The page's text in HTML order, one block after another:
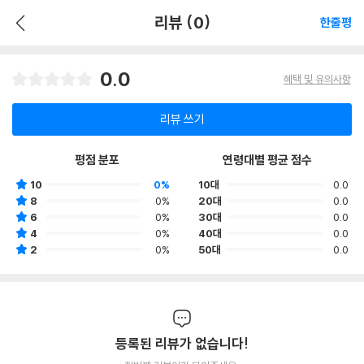
리뷰 (0) 한줄평
0.0 혜택 및 유의사항
리뷰 쓰기
평점 분포
10
0%
8
0%
6
0%
4
0%
2
0%
연령대별 평균 점수
10대
0.0
20대
0.0
30대
0.0
40대
0.0
50대
0.0
등록된 리뷰가 없습니다!